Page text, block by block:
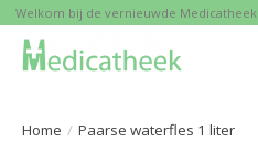
Welkom bij de vernieuwde Medicatheek
Home / Paarse waterfles 1 liter